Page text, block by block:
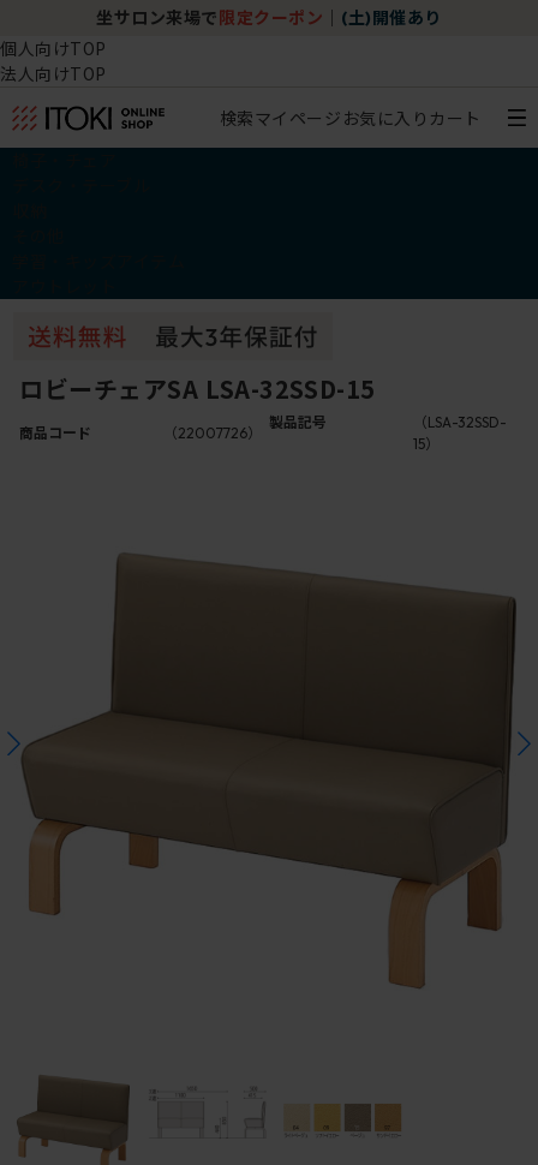
坐サロン来場で 限定クーポン (土)開催あり
個人向けTOP
法人向けTOP
検索マイページ お気に入り カート
ロビーチェアSA LSA-32SSD-15
商品コード （22007726）
製品記号
（LSA-32SSD-
15）